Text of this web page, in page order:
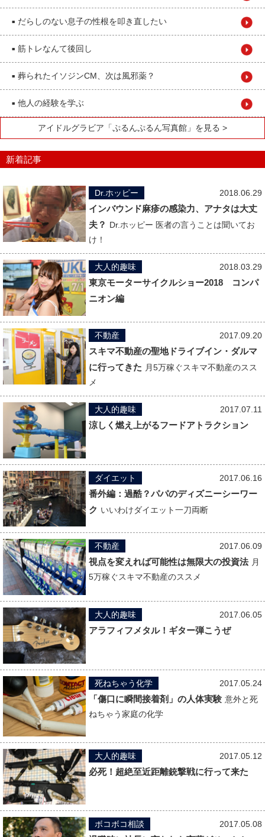
■ だらしのない息子の性根を叩き直したい
■ 筋トレなんて後回し
■ 葬られたイソジンCM、次は風邪薬？
■ 他人の経験を学ぶ
アイドルグラビア「ぷるんぷるん写真館」を見る >
新着記事
2018.06.29
Dr.ホッピー
インバウンド麻疹の感染力、アナタは大丈
夫？ Dr.ホッピー 医者の言うことは聞いてお
け！
2018.03.29
大人的趣味
東京モーターサイクルショー2018 コンパ
ニオン編
2017.09.20
不動産
スキマ不動産の聖地ドライブイン・ダルマ
に行ってきた 月5万稼ぐスキマ不動産のスス
メ
2017.07.11
大人的趣味
涼しく燃え上がるフードアトラクション
2017.06.16
ダイエット
番外編：過酷？パパのディズニーシーワー
ク いいわけダイエット一刀両断
2017.06.09
不動産
視点を変えれば可能性は無限大の投資法 月
5万稼ぐスキマ不動産のススメ
2017.06.05
大人的趣味
アラフィフメタル！ギター弾こうぜ
2017.05.24
死ねちゃう化学
「傷口に瞬間接着剤」の人体実験 意外と死
ねちゃう家庭の化学
2017.05.12
大人的趣味
必死！超絶至近距離銃撃戦に行って来た
2017.05.08
ボコボコ相談